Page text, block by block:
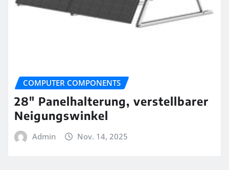
COMPUTER COMPONENTS
28″ Panelhalterung, verstellbarer
Neigungswinkel
Admin Nov. 14, 2025